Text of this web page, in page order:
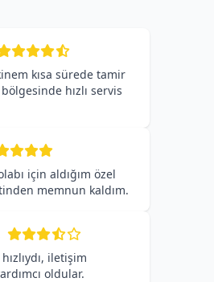
kısa sürede tamir
hızlı servis
için aldığım özel
memnun kaldım.
iletişim
oldular.